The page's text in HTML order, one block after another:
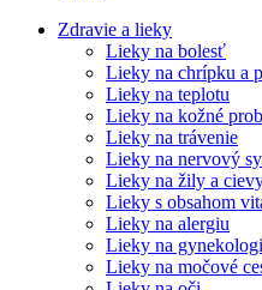
Zdravie a lieky
Lieky na bolesť
Lieky na chrípku a
Lieky na teplotu
Lieky na kožné
Lieky na trávenie
Lieky na nervový
Lieky na žily a
Lieky s obsahom
Lieky na alergiu
Lieky na
Lieky na močové